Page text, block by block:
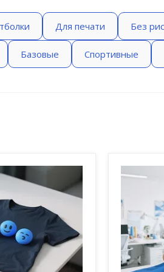
Для печати Без
Базовые Спортивные